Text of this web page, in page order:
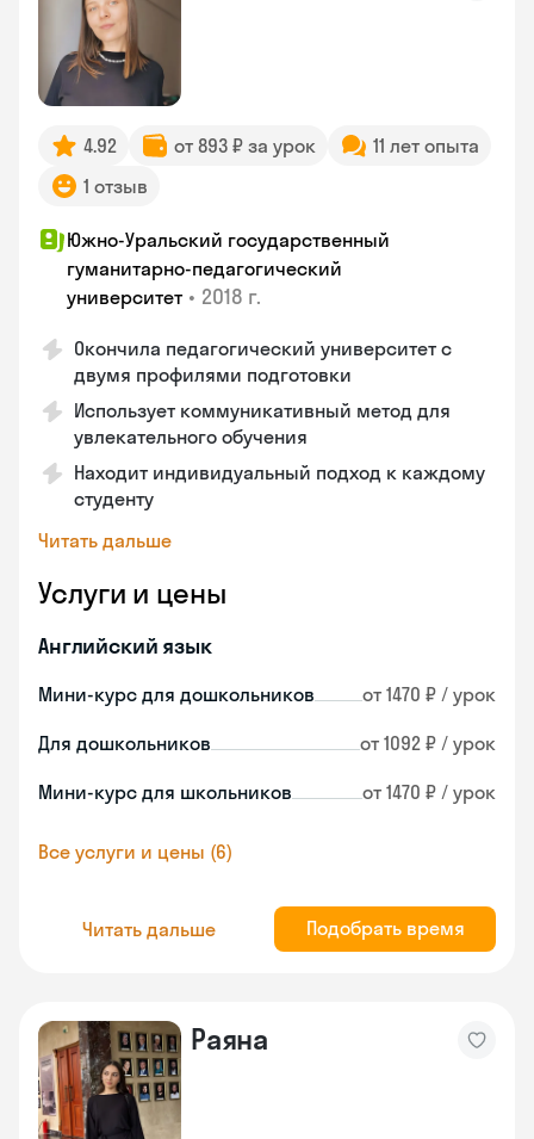
4.92 от 893 ₽ за урок
11 лет опыта
1 отзыв
Южно-Уральский государственный
гуманитарно-педагогический
университет • 2018 г.
Окончила педагогический университет с
двумя профилями подготовки
Использует коммуникативный метод для
увлекательного обучения
Находит индивидуальный подход к каждому
студенту
Читать дальше
Услуги и цены
Английский язык
Мини-курс для дошкольников от 1470 ₽ / урок
Для дошкольников от 1092 ₽ / урок
Мини-курс для школьников от 1470 ₽ / урок
Все услуги и цены (6)
Читать дальше Подобрать время
Раяна